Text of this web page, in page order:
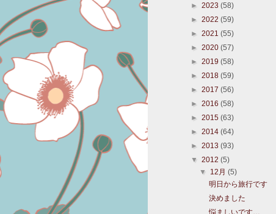
► 2023 (58)
► 2022 (59)
► 2021 (55)
► 2020 (57)
► 2019 (58)
► 2018 (59)
► 2017 (56)
► 2016 (58)
► 2015 (63)
► 2014 (64)
► 2013 (93)
▼ 2012 (5)
▼ 12月(5)
明日から旅行です
決めました
悩ましいです…